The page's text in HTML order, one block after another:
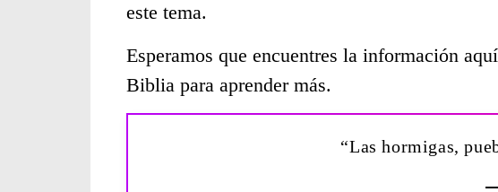
este tema.
Esperamos que encuentres la información
Biblia para aprender más.
“Las hormigas,